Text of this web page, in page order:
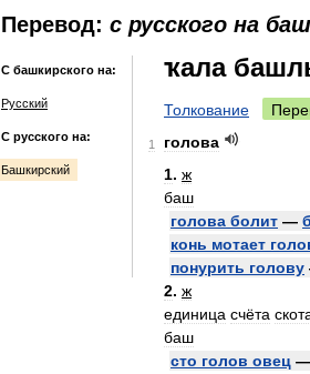
Перевод: с русского на
С башкирского на:
Русский
С русского на:
Башкирский
ҡала
Толкование
1
голова
1. ж
баш
голова болит —
конь мотает
понурить голову
2. ж
единица счёта
баш
сто голов овец —